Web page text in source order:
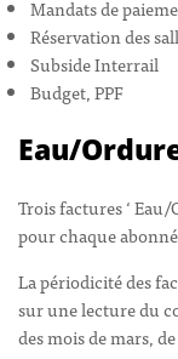
Mandats de
Réservation des
Subside Interrail
Budget, PPF
Eau/
Trois factures ‘
pour chaque
La périodicité des
sur une lecture du
des mois de mars,